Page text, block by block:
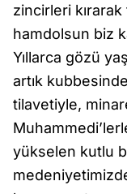
zincirleri kırarak
hamdolsun biz
Yıllarca gözü
artık
tilavetiyle,
yükselen kutlu